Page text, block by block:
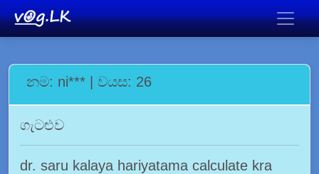
නම: ni*** | වයස: 26
ගැටළුව
dr. saru kalaya hariyatama calculate kra